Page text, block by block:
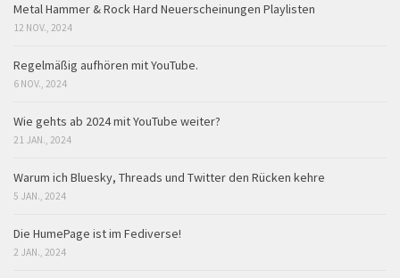
Metal Hammer & Rock Hard Neuerscheinungen Playlisten
12 NOV., 2024
Regelmäßig aufhören mit YouTube.
6 NOV., 2024
Wie gehts ab 2024 mit YouTube weiter?
21 JAN., 2024
Warum ich Bluesky, Threads und Twitter den Rücken kehre
5 JAN., 2024
Die HumePage ist im Fediverse!
2 JAN., 2024